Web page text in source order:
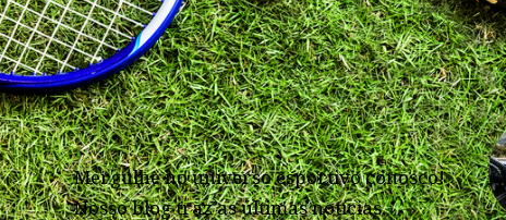
Mergulhe no universo esportivo conosco!
Nosso blog traz as últimas notícias,